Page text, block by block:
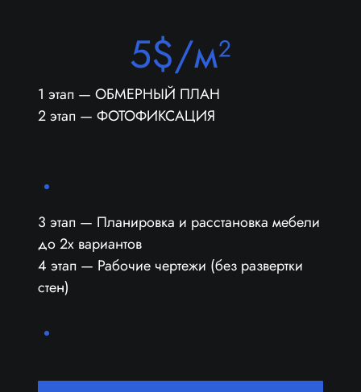
5$/м²
1 этап — ОБМЕРНЫЙ ПЛАН
2 этап — ФОТОФИКСАЦИЯ
3 этап — Планировка и расстановка мебели
до 2х вариантов
4 этап — Рабочие чертежи (без развертки
стен)